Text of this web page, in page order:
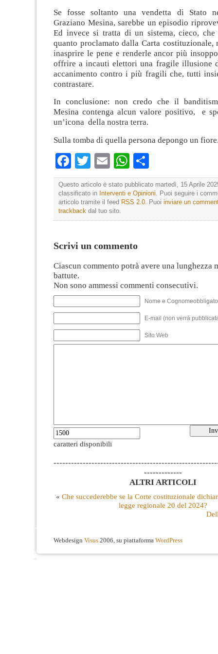
Se fosse soltanto una vendetta di Stato
Graziano Mesina, sarebbe un episodio
Ed invece si tratta di un sistema, cieco,
quanto proclamato dalla Carta costituzionale,
inasprire le pene e renderle ancor più
offrire a incauti elettori una fragile illusione
accanimento contro i più fragili che, tutti
contrastare.
In conclusione: non credo che il
Mesina contenga alcun valore positivo, e
un’icona della nostra terra.
Sulla tomba di quella persona depongo un
Facebook
TwitterEmailWhatsApp
Questo articolo è stato pubblicato martedì, 15 Aprile
classificato in Interventi e Opinioni . Puoi seguire i
articolo tramite il feed RSS 2.0 . Puoi inviare un
trackback dal tuo sito.
Scrivi un commento
Ciascun commento potrà avere una lunghezza
battute.
Non sono ammessi commenti consecutivi.
Nome e
E-mail (non verrà
Sito Web
caratteri disponibili
-------------
ALTRI ARTICOLI
« Che succederebbe se la Corte costituzionale
legge regionale 20 del 2024?
Webdesign Visus 2006, su piattaforma WordPress